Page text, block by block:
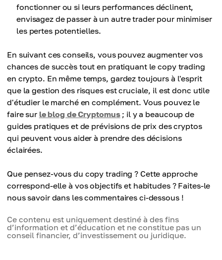
fonctionner ou si leurs performances déclinent,
envisagez de passer à un autre trader pour minimiser
les pertes potentielles.
En suivant ces conseils, vous pouvez augmenter vos
chances de succès tout en pratiquant le copy trading
en crypto. En même temps, gardez toujours à l'esprit
que la gestion des risques est cruciale, il est donc utile
d'étudier le marché en complément. Vous pouvez le
faire sur le blog de Cryptomus; il y a beaucoup de
guides pratiques et de prévisions de prix des cryptos
qui peuvent vous aider à prendre des décisions
éclairées.
Que pensez-vous du copy trading ? Cette approche
correspond-elle à vos objectifs et habitudes ? Faites-le
nous savoir dans les commentaires ci-dessous !
Ce contenu est uniquement destiné à des fins
d’information et d’éducation et ne constitue pas un
conseil financier, d’investissement ou juridique.